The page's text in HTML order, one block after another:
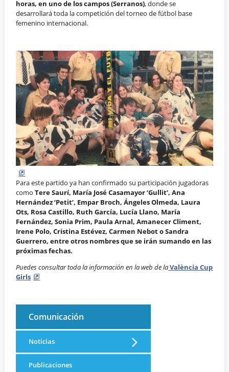
horas, en uno de los campos (Serranos), donde se
desarrollará toda la competición del torneo de fútbol base
femenino internacional.
Para este partido ya han confirmado su participación jugadoras
comoTere Saurí, María José Casamayor ‘Gullit’, Ana
Hernández ‘Petit’, Empar Broch, Ángeles Olmeda, Laura
Ots, Rosa Castillo, Ruth García, Lucía Llano, María
Fernández, Sonia Prim, Paula Arnal, Amanecer Climent,
Irene Polo, Cristina Estévez, Carmen Nebot o Sandra
Guerrero, entre otros nombres que se irán sumando en las
próximas fechas.
Puedes consultar toda la información en la web delaValència Cup
Girls
Comunicación
Noticias
Publicaciones